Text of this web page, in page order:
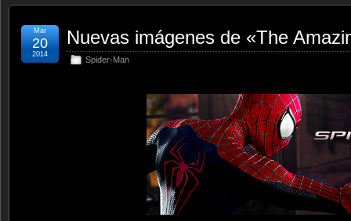
Nuevas imágenes de «The
Spider-Man
Mar
20
2014